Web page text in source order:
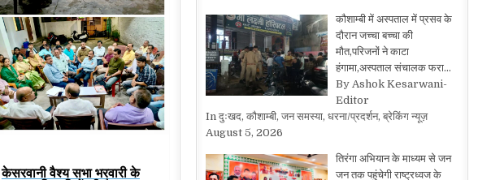
केसरवानी वैश्य सभा भरवारी के
कौशाम्बी में अस्पताल में प्रसव के
दौरान जच्चा बच्चा की
मौत,परिजनों ने काटा
हंगामा,अस्पताल संचालक फरा…
By Ashok Kesarwani-
Editor
In दुःखद, कौशाम्बी, जन समस्या, धरना/प्रदर्शन, ब्रेकिंग न्यूज़
August 5, 2026
तिरंगा अभियान के माध्यम से जन
जन तक पहुंचेगी राष्ट्रध्वज के